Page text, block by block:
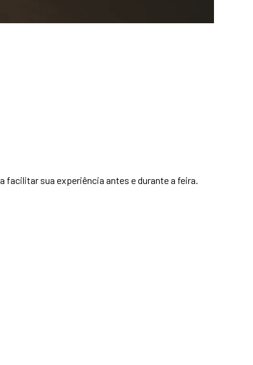
facilitar sua experiência antes e durante a feira.